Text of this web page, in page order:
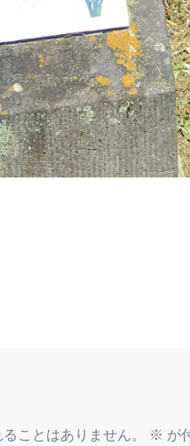
ことはありません。 ※ が